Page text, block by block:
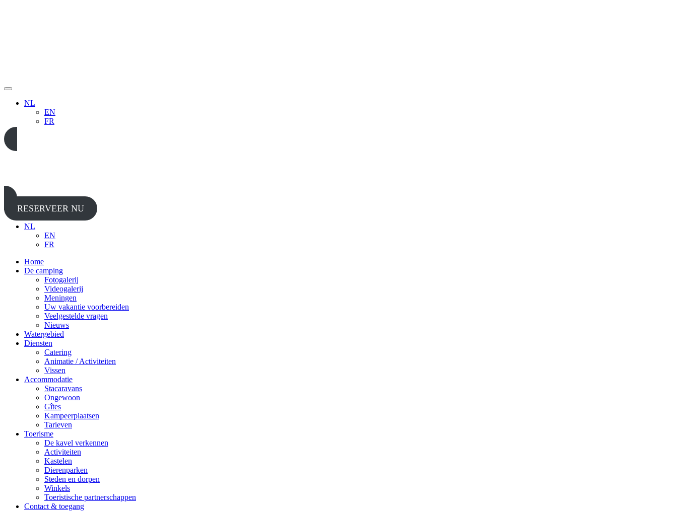
NL
EN
FR
RESERVEER NU
NL
EN
FR
Home
De camping
Fotogalerij
Videogalerij
Meningen
Uw vakantie voorbereiden
Veelgestelde vragen
Nieuws
Watergebied
Diensten
Catering
Animatie / Activiteiten
Vissen
Accommodatie
Stacaravans
Ongewoon
Gîtes
Kampeerplaatsen
Tarieven
Toerisme
De kavel verkennen
Activiteiten
Kastelen
Dierenparken
Steden en dorpen
Winkels
Toeristische partnerschappen
Contact & toegang